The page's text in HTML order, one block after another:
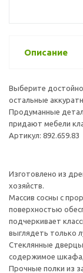
Описание
Выберите
остальные
Продуманные
придают мебели
Артикул: 892.659.83
Изготовлено из
хозяйств.
Массив сосны с
поверхностью
подчеркивает
выглядеть только
Стеклянные
содержимое
Прочные полки из